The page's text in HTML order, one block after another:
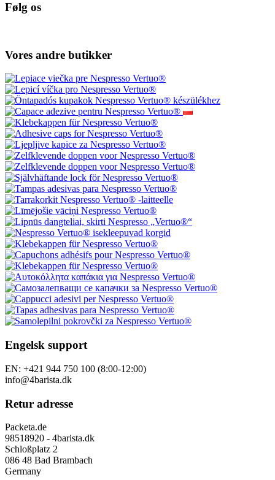
Følg os
Vores andre butikker
Engelsk support
EN: +421 944 750 100 (8:00-12:00)
info@4barista.dk
Retur adresse
Packeta.de
98518920 - 4barista.dk
Schloßplatz 2
086 48 Bad Brambach
Germany